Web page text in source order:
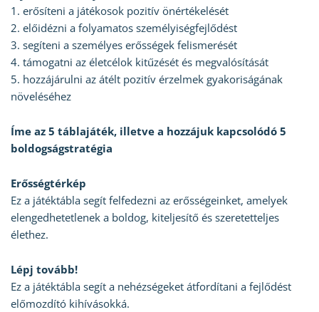
1. erősíteni a játékosok pozitív önértékelését
2. előidézni a folyamatos személyiségfejlődést
3. segíteni a személyes erősségek felismerését
4. támogatni az életcélok kitűzését és megvalósítását
5. hozzájárulni az átélt pozitív érzelmek gyakoriságának
növeléséhez
Íme az 5 táblajáték, illetve a hozzájuk kapcsolódó 5
boldogságstratégia
Erősségtérkép
Ez a játéktábla segít felfedezni az erősségeinket, amelyek
elengedhetetlenek a boldog, kiteljesítő és szeretetteljes
élethez.
Lépj tovább!
Ez a játéktábla segít a nehézségeket átfordítani a fejlődést
előmozdító kihívásokká.